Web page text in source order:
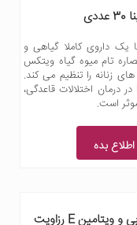
یک داروی کاملا گیاهی و
تام میوه گیاه ویتکس
زنانه را تنظیم می کند.
درمان اختلالات قاعدگی،
است.
بده
سافت ژل روغن گل مغربی و ویتامین E رزاویت